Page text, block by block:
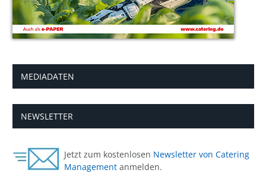
MEDIADATEN
NEWSLETTER
Jetzt zum kostenlosen Newsletter von Catering
Management anmelden.